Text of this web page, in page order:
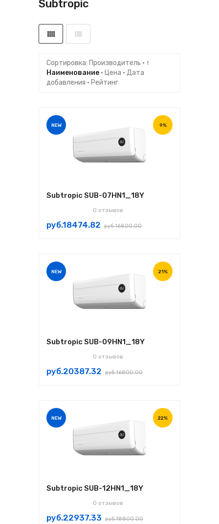
Subtropic
Сортировка: Производитель · ↑
Наименование · Цена · Дата
добавления · Рейтинг
NEW 9%
Subtropic SUB-07HN1_18Y
0 отзывов
руб.18474.82 руб.16800.00
NEW 21%
Subtropic SUB-09HN1_18Y
0 отзывов
руб.20387.32 руб.16800.00
NEW 22%
Subtropic SUB-12HN1_18Y
0 отзывов
руб.22937.33 руб.18800.00